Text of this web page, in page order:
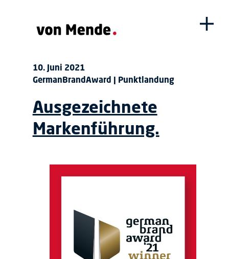
10. Juni 2021
GermanBrandAward | Punktlandung
Ausgezeichnete
Markenführung.